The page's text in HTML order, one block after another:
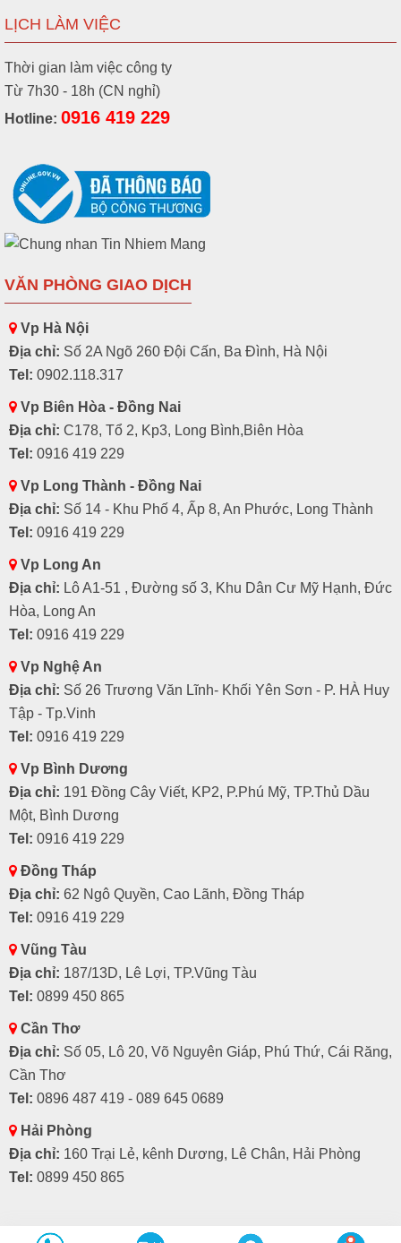
>>> Hãy liên hệ ngay0946 74 29 29để nhận ngay bảng báo giá
tốt nhất nếu dự án của bạn sử dụng
Bạn có thể mua cùm Omega bằng những cách sau:
- Hotline:
0946 74 29 29 - 0916 419 229
- Email: saigoncom1@gmail.com
- Website: phukiencongtrinh.com
- Fanpage:https://www.facebook.com/saigonecom/
- Hoặc mua trực tiếp tại hệ thống cửa hàng
+ TPHCM: 36/4A Tân Thới Nhất 12, Tân Thới Nhất, Quận 12,
TPHCM
+ Hà Nội: P2603-27A1, CC Green Star, 234 Phạm Văn Đồng, Bắc
Tư Liêm, Hà Nội
LỊCH LÀM VIỆC
Thời gian làm việc công ty
Từ 7h30 - 18h (CN nghỉ)
Hotline: 0916 419 229
VĂN PHÒNG GIAO DỊCH
Vp Hà Nội
Địa chỉ: Số 2A Ngõ 260 Đội Cấn, Ba Đình, Hà Nội
Tel: 0902.118.317
Vp Biên Hòa - Đồng Nai
Địa chỉ: C178, Tổ 2, Kp3, Long Bình,Biên Hòa
Tel: 0916 419 229
Vp Long Thành - Đồng Nai
Địa chỉ: Số 14 - Khu Phố 4, Ấp 8, An Phước, Long Thành
Tel: 0916 419 229
Vp Long An
Địa chỉ: Lô A1-51 , Đường số 3, Khu Dân Cư Mỹ Hạnh, Đức
Hòa, Long An
Tel: 0916 419 229
Vp Nghệ An
Địa chỉ: Số 26 Trương Văn Lĩnh- Khối Yên Sơn - P. HÀ Huy
Tập - Tp.Vinh
Tel: 0916 419 229
Vp Bình Dương
Địa chỉ: 191 Đồng Cây Viết, KP2, P.Phú Mỹ, TP.Thủ Dầu
Một, Bình Dương
Tel: 0916 419 229
Đồng Tháp
Địa chỉ: 62 Ngô Quyền, Cao Lãnh, Đồng Tháp
Tel: 0916 419 229
Vũng Tàu
Địa chỉ: 187/13D, Lê Lợi, TP.Vũng Tàu
Tel: 0899 450 865
Cần Thơ
Địa chỉ: Số 05, Lô 20, Võ Nguyên Giáp, Phú Thứ, Cái Răng,
Cần Thơ
Tel: 0896 487 419 - 089 645 0689
Hải Phòng
Địa chỉ: 160 Trại Lẻ, kênh Dương, Lê Chân, Hải Phòng
Tel: 0899 450 865